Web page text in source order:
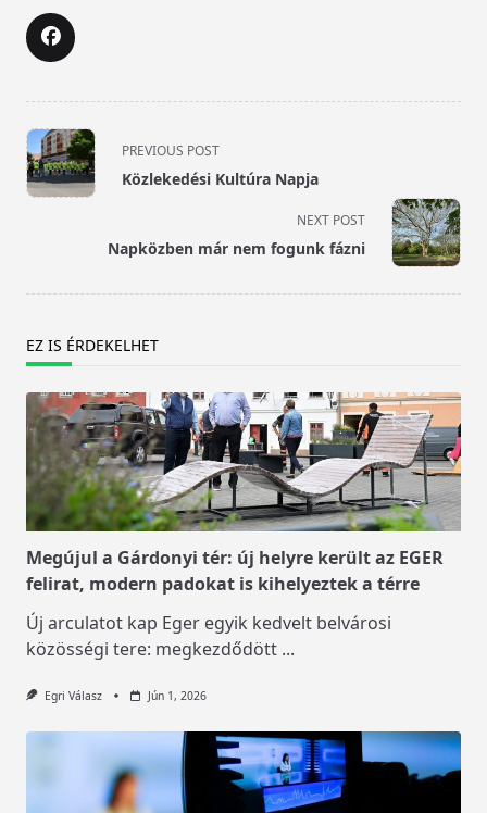
<span
class="nav-
subtitle
PREVIOUS POST
Közlekedési Kultúra Napja
NEXT POST
Napközben már nem fogunk fázni
EZ IS ÉRDEKELHET
Megújul a Gárdonyi tér: új helyre került az EGER
felirat, modern padokat is kihelyeztek a térre
Új arculatot kap Eger egyik kedvelt belvárosi
közösségi tere: megkezdődött ...
Egri Válasz Jún 1, 2026